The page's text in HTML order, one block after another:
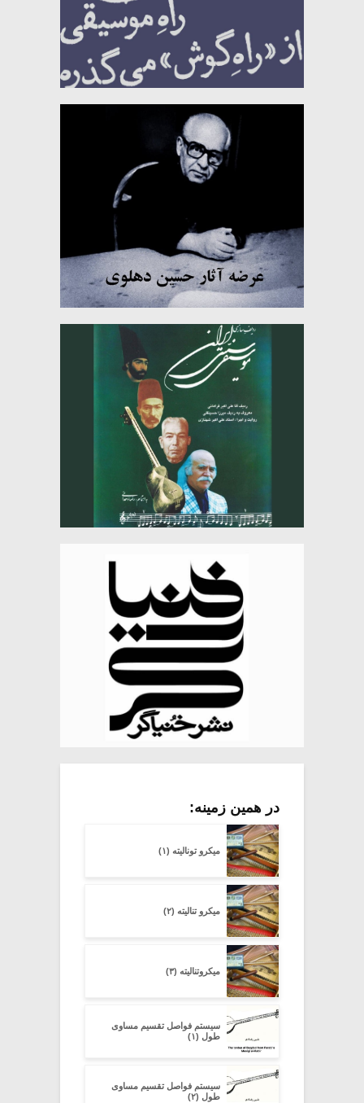
در همین زمینه:
میکرو تونالیته (۱)
میکرو تنالیته (۲)
میکروتنالیته (۳)
سیستم فواصل تقسیم مساوی
طول (۱)
سیستم فواصل تقسیم مساوی
طول (۲)